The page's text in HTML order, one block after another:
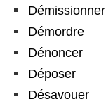
Démissionner
Démordre
Dénoncer
Déposer
Désavouer